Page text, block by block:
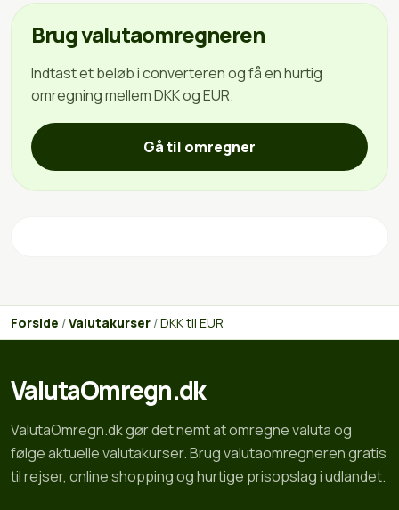
Brug valutaomregneren
Indtast et beløb i converteren og få en hurtig
omregning mellem DKK og EUR.
Gå til omregner
Forside /Valutakurser /DKK til EUR
ValutaOmregn.dk
ValutaOmregn.dk gør det nemt at omregne valuta og
følge aktuelle valutakurser. Brug valutaomregneren gratis
til rejser, online shopping og hurtige prisopslag i udlandet.